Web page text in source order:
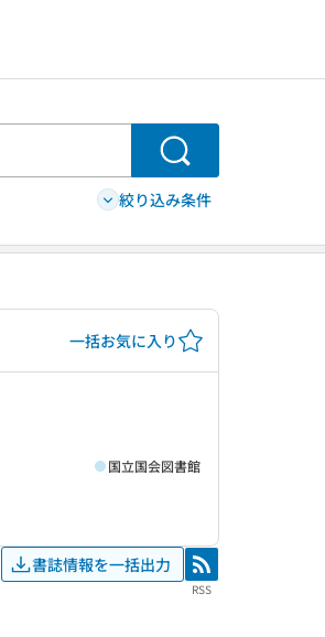
検索
絞り込み条件
一括お気に入り
国立国会図書館
書誌情報を一括出力 RSS
RSS